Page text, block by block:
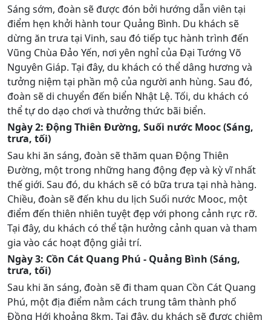
Sáng sớm, đoàn sẽ được đón bởi hướng dẫn viên tại
điểm hẹn khởi hành tour Quảng Bình. Du khách sẽ
dừng ăn trưa tại Vinh, sau đó tiếp tục hành trình đến
Vũng Chùa Đảo Yến, nơi yên nghỉ của Đại Tướng Võ
Nguyên Giáp. Tại đây, du khách có thể dâng hương và
tưởng niệm tại phần mộ của người anh hùng. Sau đó,
đoàn sẽ di chuyển đến biển Nhật Lệ. Tối, du khách có
thể tự do dạo chơi và thưởng thức bãi biển.
Ngày 2: Động Thiên Đường, Suối nước Mooc (Sáng,
trưa, tối)
Sau khi ăn sáng, đoàn sẽ thăm quan Động Thiên
Đường, một trong những hang động đẹp và kỳ vĩ nhất
thế giới. Sau đó, du khách sẽ có bữa trưa tại nhà hàng.
Chiều, đoàn sẽ đến khu du lịch Suối nước Mooc, một
điểm đến thiên nhiên tuyệt đẹp với phong cảnh rực rỡ.
Tại đây, du khách có thể tận hưởng cảnh quan và tham
gia vào các hoạt động giải trí.
Ngày 3: Cồn Cát Quang Phú - Quảng Bình (Sáng,
trưa, tối)
Sau khi ăn sáng, đoàn sẽ đi tham quan Cồn Cát Quang
Phú, một địa điểm nằm cách trung tâm thành phố
Đồng Hới khoảng 8km. Tại đây, du khách sẽ được chiêm